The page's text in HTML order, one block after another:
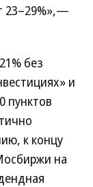
23–29%»,—
без
и
пунктов
к концу
на